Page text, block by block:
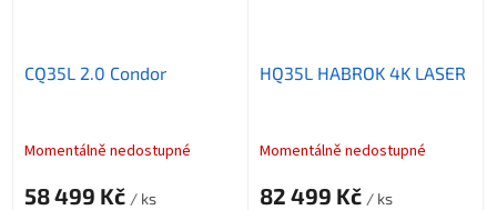
CQ35L 2.0 Condor
Momentálně nedostupné
58 499 Kč / ks
HQ35L HABROK 4K LASER
Momentálně nedostupné
82 499 Kč / ks